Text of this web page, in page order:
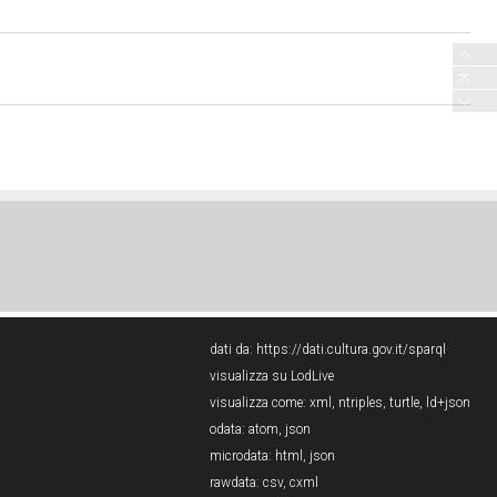
dati da: https://dati.cultura.gov.it/sparql
visualizza su LodLive
visualizza come: xml , ntriples, turtle, ld+json
odata: atom, json
microdata: html , json
rawdata: csv, cxml